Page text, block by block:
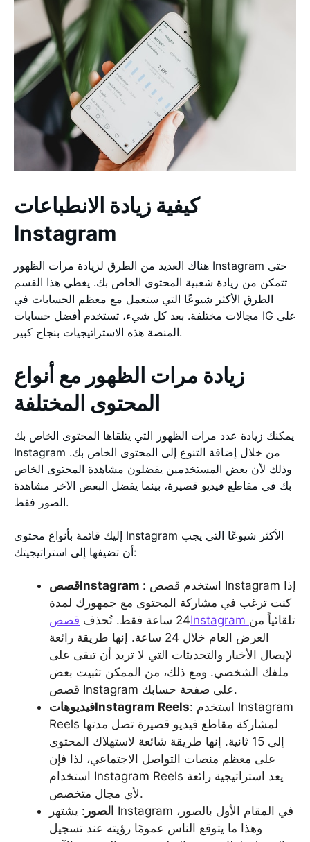
كيفية زيادة الانطباعات
Instagram
هناك العديد من الطرق لزيادة مرات الظهور Instagram حتى
تتمكن من زيادة شعبية المحتوى الخاص بك. يغطي هذا القسم
الطرق الأكثر شيوعًا التي ستعمل مع معظم الحسابات في
مجالات مختلفة. بعد كل شيء، تستخدم أفضل حسابات IG على
المنصة هذه الاستراتيجيات بنجاح كبير.
زيادة مرات الظهور مع أنواع
المحتوى المختلفة
يمكنك زيادة عدد مرات الظهور التي يتلقاها المحتوى الخاص بك
Instagram من خلال إضافة التنوع إلى المحتوى الخاص بك.
وذلك لأن بعض المستخدمين يفضلون مشاهدة المحتوى الخاص
بك في مقاطع فيديو قصيرة، بينما يفضل البعض الآخر مشاهدة
الصور فقط.
إليك قائمة بأنواع محتوى Instagram الأكثر شيوعًا التي يجب
أن تضيفها إلى استراتيجيتك:
قصصInstagram : استخدم قصص Instagram إذا
كنت ترغب في مشاركة المحتوى مع جمهورك لمدة
24 ساعة فقط. تُحذفقصصInstagram تلقائياً من
العرض العام خلال 24 ساعة. إنها طريقة رائعة
لإيصال الأخبار والتحديثات التي لا تريد أن تبقى على
ملفك الشخصي. ومع ذلك، من الممكن تثبيت بعض
قصص Instagram على صفحة حسابك.
فيديوهاتInstagram Reels: استخدم Instagram
Reels لمشاركة مقاطع فيديو قصيرة تصل مدتها
إلى 15 ثانية. إنها طريقة شائعة لاستهلاك المحتوى
على معظم منصات التواصل الاجتماعي، لذا فإن
استخدام Instagram Reels يعد استراتيجية رائعة
لأي مجال متخصص.
الصور : يشتهر Instagram في المقام الأول بالصور،
وهذا ما يتوقع الناس عمومًا رؤيته عند تسجيل